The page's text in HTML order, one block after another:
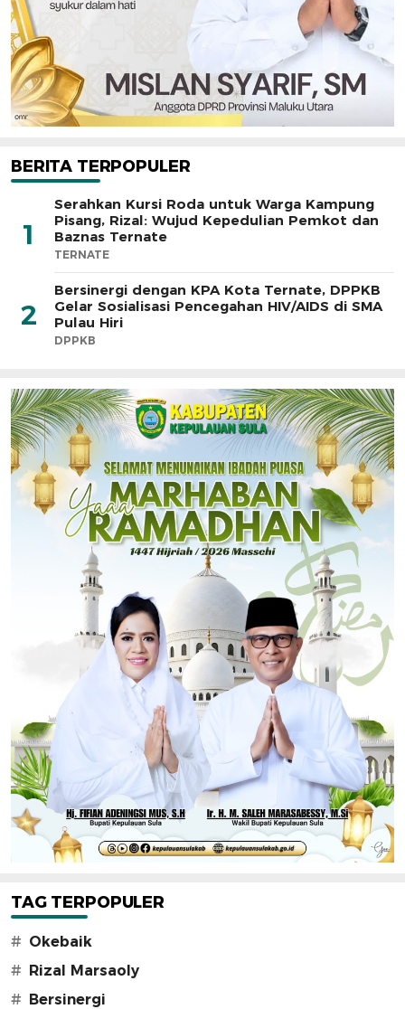
BERITA TERPOPULER
1
Serahkan Kursi Roda untuk Warga Kampung
Pisang, Rizal: Wujud Kepedulian Pemkot dan
Baznas Ternate
TERNATE
2
Bersinergi dengan KPA Kota Ternate, DPPKB
Gelar Sosialisasi Pencegahan HIV/AIDS di SMA
Pulau Hiri
DPPKB
TAG TERPOPULER
# Okebaik
# Rizal Marsaoly
# Bersinergi